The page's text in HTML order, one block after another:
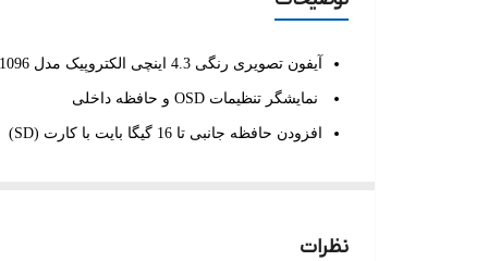
آیفون تصویری رنگی 4.3 اینچی الکتروپیک مدل 1096
نمایشگر تنظیمات OSD و حافظه داخلی
افزودن حافظه جانبی تا 16 گیگا بایت با کارت (SD)
فراخوانی آسانسور به طبقه مورد نظرنظرات